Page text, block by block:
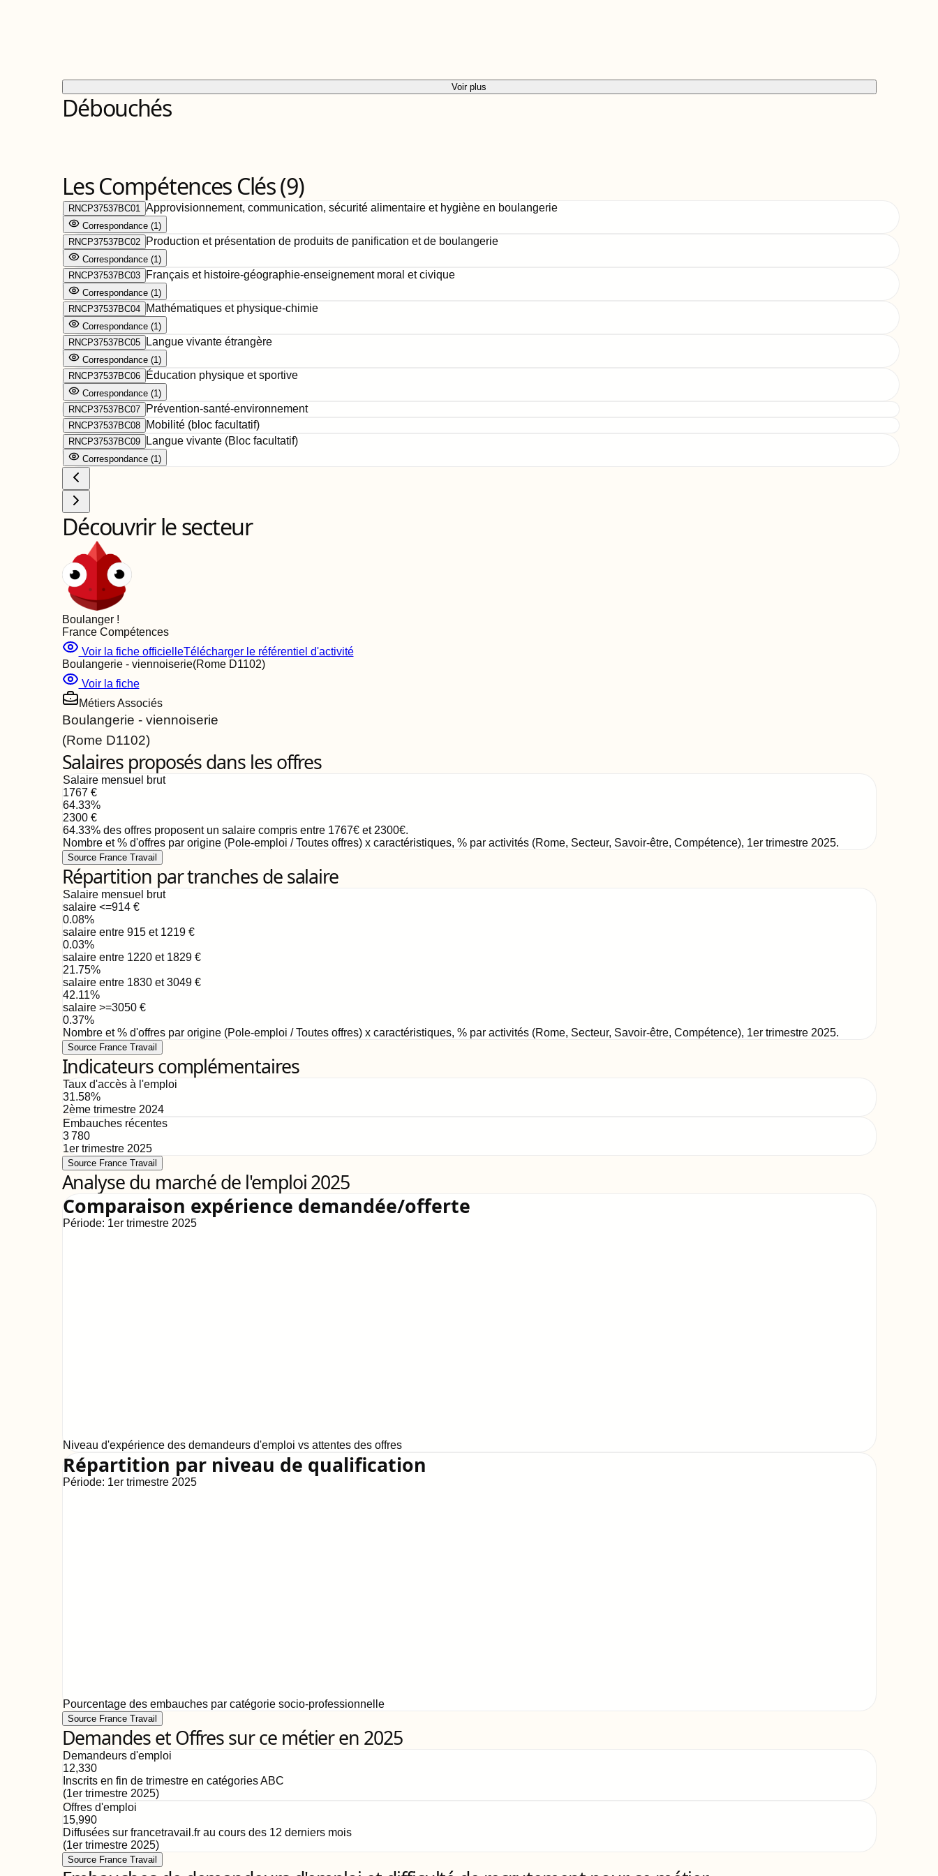
Voir plus
Débouchés
Les Compétences Clés (9)
RNCP37537BC01 Approvisionnement, communication, sécurité alimentaire et hygiène en boulangerie
Correspondance(1)
RNCP37537BC02
Production et présentation de produits de panification et de boulangerie
Correspondance(1)
RNCP37537BC03
Français et histoire-géographie-enseignement moral et civique
Correspondance(1)
RNCP37537BC04
Mathématiques et physique-chimie
Correspondance(1)
RNCP37537BC05
Langue vivante étrangère
Correspondance(1)
RNCP37537BC06
Éducation physique et sportive
Correspondance(1)
RNCP37537BC07
Prévention-santé-environnement
RNCP37537BC08 Mobilité (bloc facultatif)
RNCP37537BC09 Langue vivante (Bloc facultatif)
Correspondance(1)
Découvrir le secteur
Boulanger!
France Compétences
Voir la fiche officielleTélécharger le référentiel d'activité
Boulangerie - viennoiserie(Rome D1102)
Voir la fiche
Métiers Associés
Boulangerie - viennoiserie
(Rome D1102)
Salaires proposés dans les offres
Salaire mensuel brut
1767 €
64.33%
2300€
64.33% des offres proposent un salaire compris entre 1767€et 2300€.
Nombre et % d'offres par origine (Pole-emploi / Toutes offres) x caractéristiques, % par activités (Rome, Secteur, Savoir-être, Compétence), 1er trimestre 2025.
Source France Travail
Répartition par tranches de salaire
Salaire mensuel brut
salaire <=914€
0.08%
salaire entre 915 et 1219€
0.03%
salaire entre 1220 et 1829€
21.75%
salaire entre 1830 et 3049€
42.11%
salaire >=3050€
0.37%
Nombre et % d'offres par origine (Pole-emploi / Toutes offres) x caractéristiques, % par activités (Rome, Secteur, Savoir-être, Compétence), 1er trimestre 2025.
Source France Travail
Indicateurs complémentaires
Taux d'accès à l'emploi
31.58%
2ème trimestre 2024
Embauches récentes
3 780
1er trimestre 2025
Source France Travail
Analyse du marché de l'emploi 2025
Comparaison expérience demandée/offerte
Période: 1er trimestre 2025
Niveau d'expérience des demandeurs d'emploi vs attentes des offres
Répartition par niveau de qualification
Période: 1er trimestre 2025
Pourcentage des embauches par catégorie socio-professionnelle
Source France Travail
Demandes et Offres sur ce métier en 2025
Demandeurs d'emploi
12,330
Inscrits en fin de trimestre en catégories ABC
(1er trimestre 2025)
Offres d'emploi
15,990
Diffusées sur francetravail.fr au cours des 12 derniers mois
(1er trimestre 2025)
Source France Travail